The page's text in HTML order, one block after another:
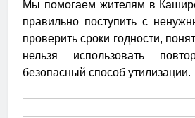
Мы помогаем жителям в
правильно поступить с
проверить сроки годности,
нельзя использовать
безопасный способ утилизации.